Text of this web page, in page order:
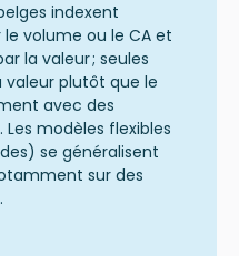
indexent
le volume ou le CA et
la valeur ; seules
valeur plutôt que le
avec des
modèles flexibles
se généralisent
sur des